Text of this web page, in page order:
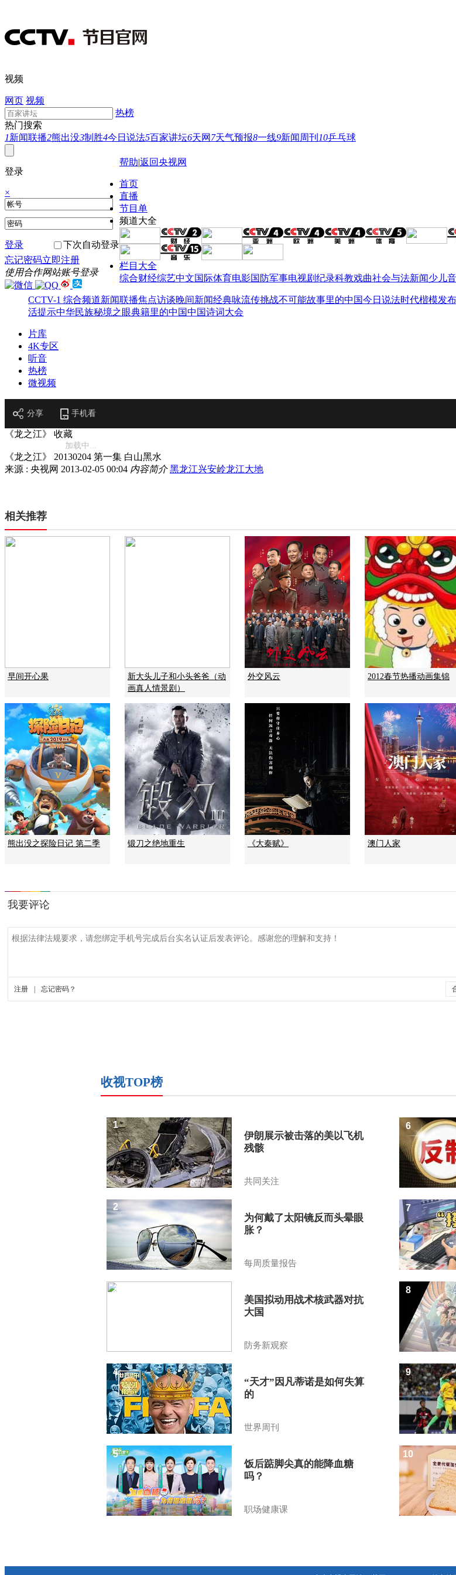
视频
网页 视频
热榜
热门搜索
1新闻联播2熊出没3制胜4今日说法5百家讲坛6天网 7天气预报8一线9新闻周刊 10乒乓球
登录
×
登录
下次自动登录
忘记密码立即注册
使用合作网站账号登录
帮助|返回央视网
首页
直播
节目单
频道大全
栏目大全
综合财经综艺中文国际体育电影国防军事电视剧纪录科教戏曲社会与法新闻少儿
CCTV-1 综合频道新闻联播焦点访谈晚间新闻经典咏流传挑战不可能故事里的中国今日说法时代楷模发
活提示中华民族秘境之眼典籍里的中国中国诗词大会
片库
4K专区
听音
热榜
微视频
分享 手机看
《龙之江》 收藏
加载中...
《龙之江》 20130204 第一集 白山黑水
来源 : 央视网 2013-02-05 00:04 内容简介 黑龙江兴安岭龙江大地
相关推荐
早间开心果
新大头儿子和小头爸爸（动
画真人情景剧）
外交风云 2012春节热播动画集锦
熊出没之探险日记 第二季 锻刀之绝地重生 《大秦赋》 澳门人家
收视TOP榜
伊朗展示被击落的美以飞机
残骸
共同关注
1
为何戴了太阳镜反而头晕眼
胀？
每周质量报告
2
美国拟动用战术核武器对抗
大国
防务新观察
3
“天才”因凡蒂诺是如何失算
的
世界周刊
4
饭后踮脚尖真的能降血糖
吗？
职场健康课
5
6
7
8
9
10